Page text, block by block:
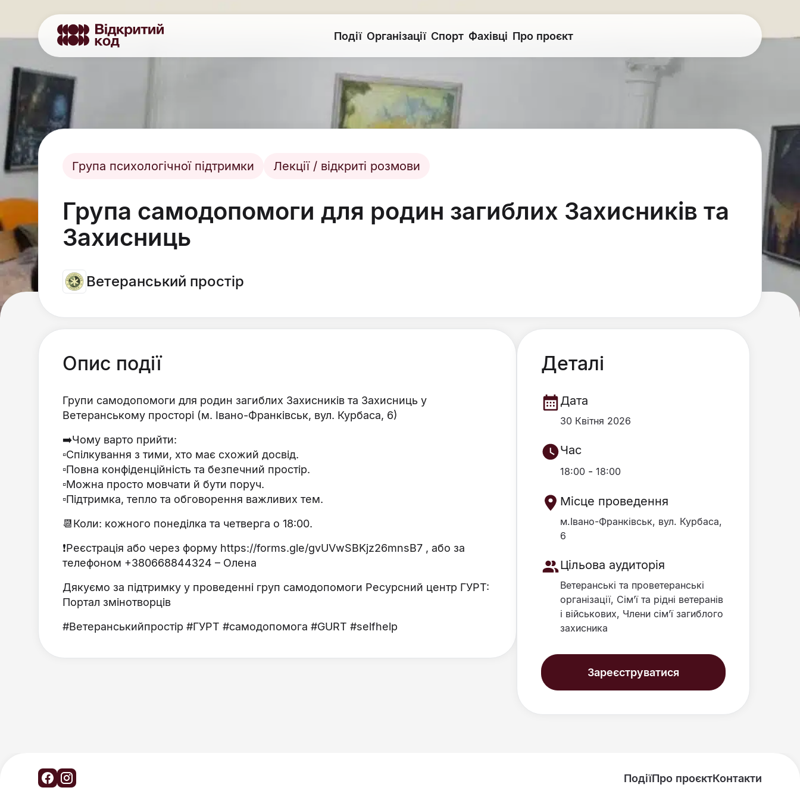
Події Організації Спорт Фахівці Про проєкт
Група психологічної підтримки Лекції / відкриті розмови
Група самодопомоги для родин загиблих Захисників та
Захисниць
Ветеранський простір
Опис події
Групи самодопомоги для родин загиблих Захисників та Захисниць у
Ветеранському просторі (м. Івано-Франківськ, вул. Курбаса, 6)
➡️​Чому варто прийти:
▫️​Спілкування з тими, хто має схожий досвід.
▫️​Повна конфіденційність та безпечний простір.
▫️​Можна просто мовчати й бути поруч.
▫️​Підтримка, тепло та обговорення важливих тем.
📆​Коли: кожного понеділка та четверга о 18:00.
​❗️Реєстрація або через форму https://forms.gle/gvUVwSBKjz26mnsB7 , або за
телефоном +380668844324 – Олена
Дякуємо за підтримку у проведенні груп самодопомоги Ресурсний центр ГУРТ:
Портал змінотворців
#Ветеранськийпростір #ГУРТ #самодопомога #GURT #selfhelp
Деталі
Дата
30 Квітня 2026
Час
18:00 - 18:00
Місце проведення
м.Івано-Франківськ, вул. Курбаса,
6
Цільова аудиторія
Ветеранські та проветеранські
організації, Сім’ї та рідні ветеранів
і військових, Члени сімʼї загиблого
захисника
Зареєструватися
ПодіїПро проєктКонтакти